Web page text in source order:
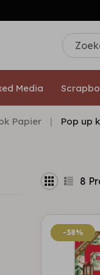
Media
Papier | Pop up
8
-38%
-38%